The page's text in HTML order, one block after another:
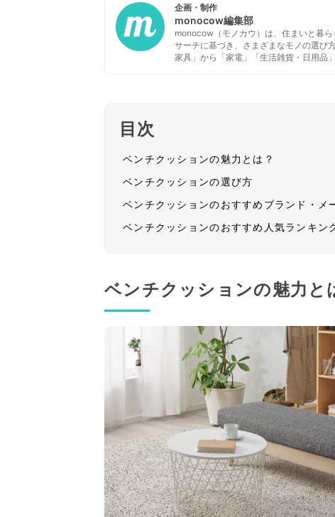
企画・制作
monocow編集部
monocow（モノカウ）は、住まいと暮
サーチに基づき、さまざまなモノの選び
家具」から「家電」「生活雑貨・日用品
目次
ベンチクッションの魅力とは？
ベンチクッションの選び方
ベンチクッションのおすすめブランド・メ
ベンチクッションのおすすめ人気ランキ
ベンチクッションの魅力と